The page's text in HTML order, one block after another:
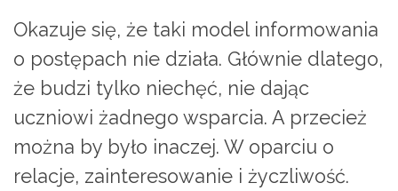
Okazuje się, że taki model informowania
o postępach nie działa. Głównie dlatego,
że budzi tylko niechęć, nie dając
uczniowi żadnego wsparcia. A przecież
można by było inaczej. W oparciu o
relacje, zainteresowanie i życzliwość.